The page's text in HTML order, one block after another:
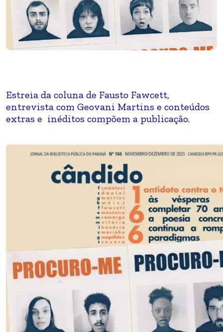
Estreia da coluna de Fausto Fawcett,
entrevista com Geovani Martins e conteúdos
extras e inéditos compõem a publicação.